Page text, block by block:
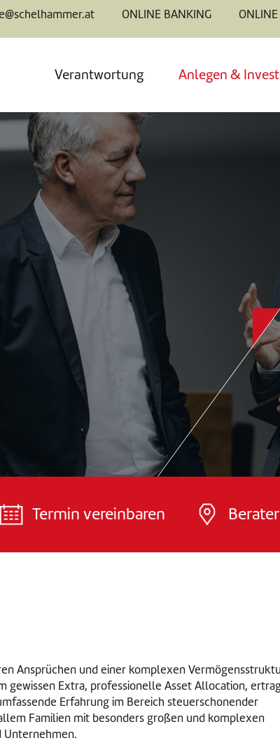
ONLINE BANKING ONLINE
Verantwortung Anlegen &
Termin vereinbaren
Ansprüchen und einer komplexen
gewissen Extra, professionelle Asset Allocation,
Erfahrung im Bereich steuerschonender
Familien mit besonders großen und komplexen
Unternehmen.